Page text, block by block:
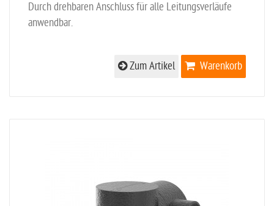
Durch drehbaren Anschluss für alle Leitungsverläufe
anwendbar.
Warenkorb
Zum Artikel